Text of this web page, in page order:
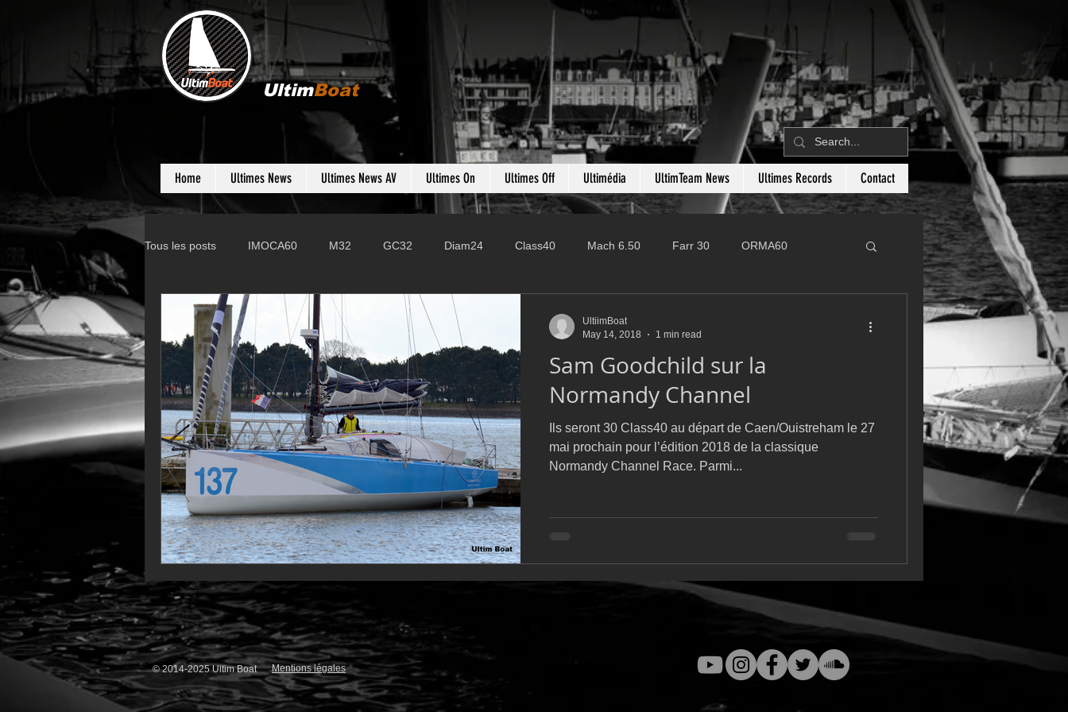
UltimBoat
Home Ultimes News Ultimes News AV Ultimes On Ultimes Off Ultimédia UltimTeam News Ultimes Records Contact
Tous les posts IMOCA60 M32 GC32 Diam24 Class40 Mach 6.50 Farr 30 ORMA60
Gunboat Farr 280 Fast 40 PAC52
VOR60 Class Rhum JMD54 Botin 52 Classe 50 Figaro 3 Flying Phantom L&#39;Hydroptère
F18 TF35 Business AC75 Open 7.50
Sam Goodchild sur la
Normandy Channel
Ils seront 30 Class40 au départ de Caen/Ouistreham le 27
mai prochain pour l’édition 2018 de la classique
Normandy Channel Race. Parmi...
UltiimBoat
May 14, 2018
1 min read
© 2014-2025 Ultim Boat Mentions légales